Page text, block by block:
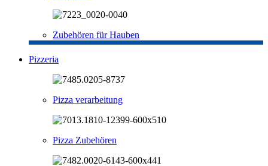
Zubehören für Hauben
Pizzeria
Pizza verarbeitung
Pizza Zubehören